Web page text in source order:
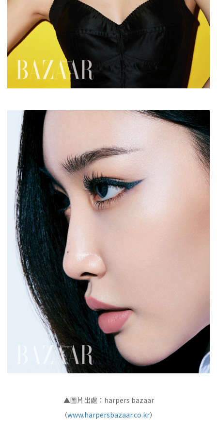
▲圖片出處：harpers bazaar
（www.harpersbazaar.co.kr）